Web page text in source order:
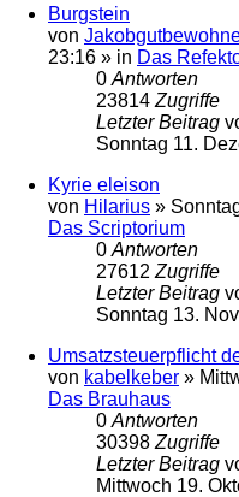
Burgstein
von
23:16 » in Das
0 Antworten
23814 Zugriffe
Letzter Beitrag
Sonntag 11.
Kyrie eleison
von Hilarius »
Das Scriptorium
0 Antworten
27612 Zugriffe
Letzter Beitrag
Sonntag 13.
Umsatzsteuerpflicht
von kabelkeber »
Das Brauhaus
0 Antworten
30398 Zugriffe
Letzter Beitrag
Mittwoch 19.